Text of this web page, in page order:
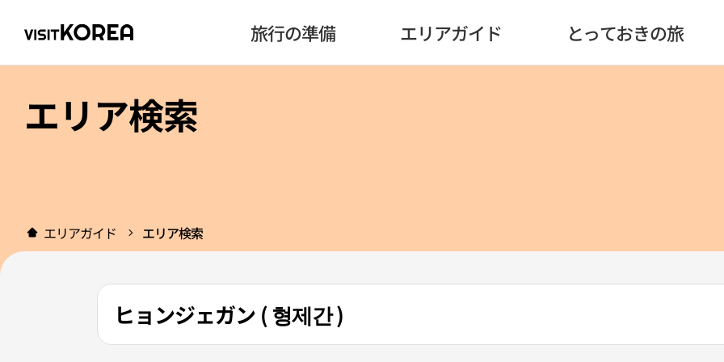
旅行の準備 エリアガイド とっておきの旅
エリア検索
エリアガイド エリア検索
ヒョンジェガン ( 형제간 )